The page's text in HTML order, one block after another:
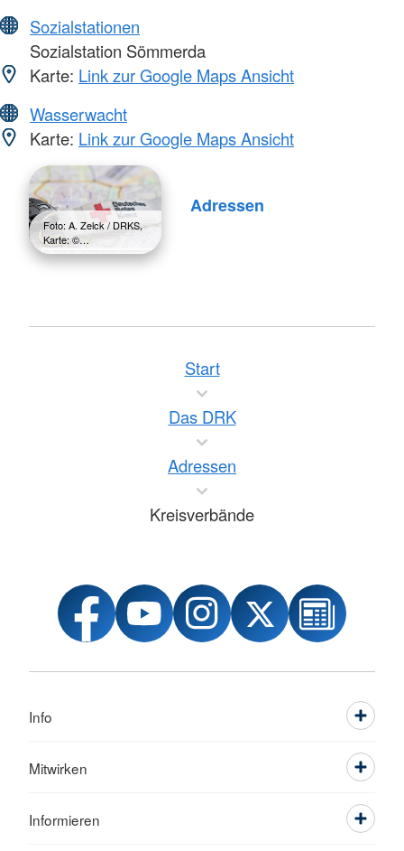
Sozialstationen
Sozialstation Sömmerda
Karte: Link zur Google Maps Ansicht
Wasserwacht
Karte: Link zur Google Maps Ansicht
Foto: A. Zelck / DRKS,
Karte: ©…
Adressen
Start
Das DRK
Adressen
Kreisverbände
Info
Mitwirken
Informieren